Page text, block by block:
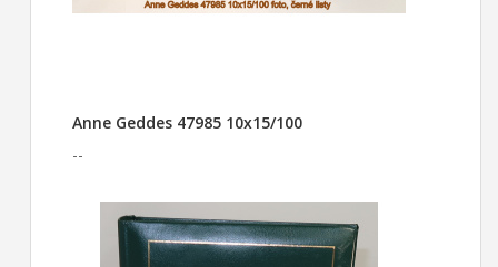
Anne Geddes 47985 10x15/100
--